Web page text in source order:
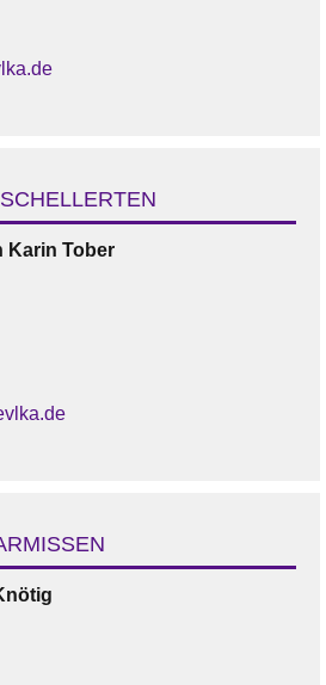
Karin Tober